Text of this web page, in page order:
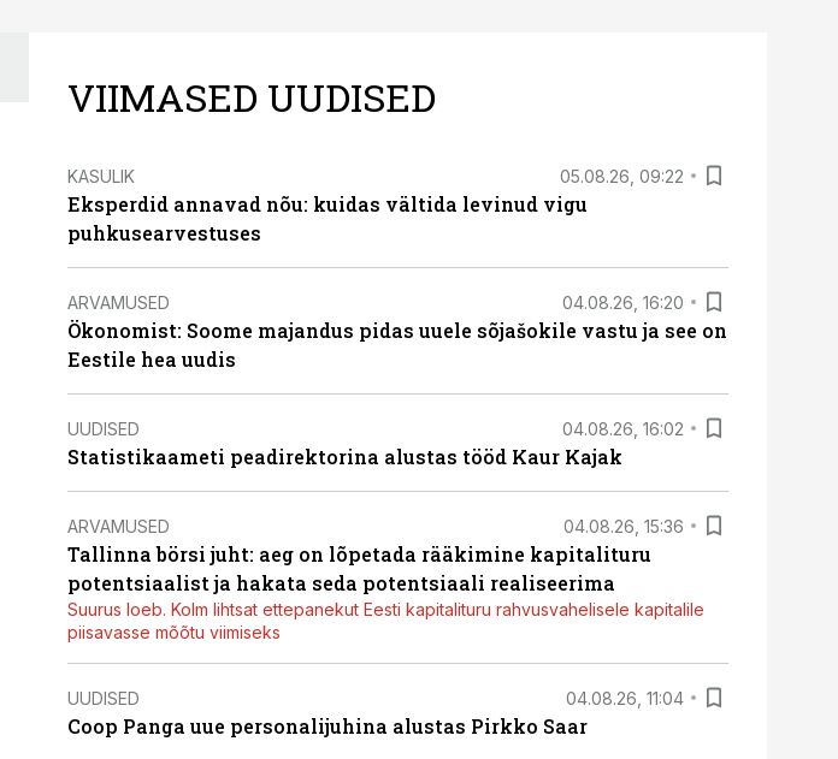
VIIMASED UUDISED
KASULIK 05.08.26, 09:22
Eksperdid annavad nõu: kuidas vältida levinud vigu
puhkusearvestuses
ARVAMUSED 04.08.26, 16:20
Ökonomist: Soome majandus pidas uuele sõjašokile vastu ja see on
Eestile hea uudis
UUDISED 04.08.26, 16:02
Statistikaameti peadirektorina alustas tööd Kaur Kajak
ARVAMUSED 04.08.26, 15:36
Tallinna börsi juht: aeg on lõpetada rääkimine kapitalituru
potentsiaalist ja hakata seda potentsiaali realiseerima
Suurus loeb. Kolm lihtsat ettepanekut Eesti kapitalituru rahvusvahelisele kapitalile
piisavasse mõõtu viimiseks
UUDISED 04.08.26, 11:04
Coop Panga uue personalijuhina alustas Pirkko Saar